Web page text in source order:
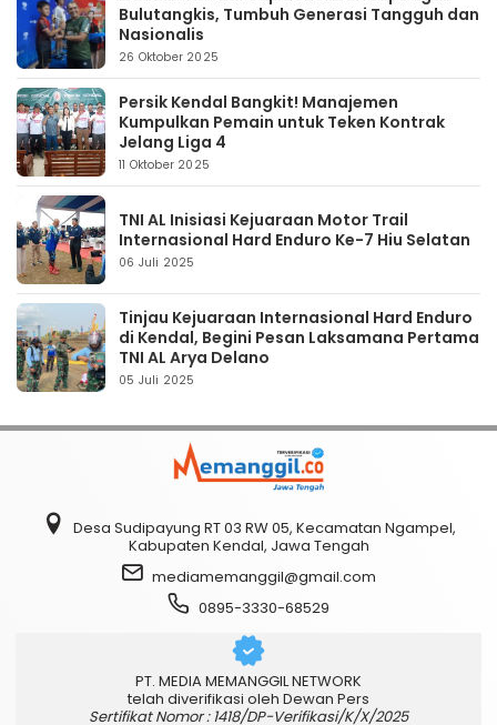
Bulutangkis, Tumbuh Generasi Tangguh dan
Nasionalis
26 Oktober 2025
Persik Kendal Bangkit! Manajemen
Kumpulkan Pemain untuk Teken Kontrak
Jelang Liga 4
11 Oktober 2025
TNI AL Inisiasi Kejuaraan Motor Trail
Internasional Hard Enduro Ke-7 Hiu Selatan
06 Juli 2025
Tinjau Kejuaraan Internasional Hard Enduro
di Kendal, Begini Pesan Laksamana Pertama
TNI AL Arya Delano
05 Juli 2025
Desa Sudipayung RT 03 RW 05, Kecamatan Ngampel,
Kabupaten Kendal, Jawa Tengah
mediamemanggil@gmail.com
0895-3330-68529
PT. MEDIA MEMANGGIL NETWORK
telah diverifikasi oleh Dewan Pers
Sertifikat Nomor : 1418/DP-Verifikasi/K/X/2025